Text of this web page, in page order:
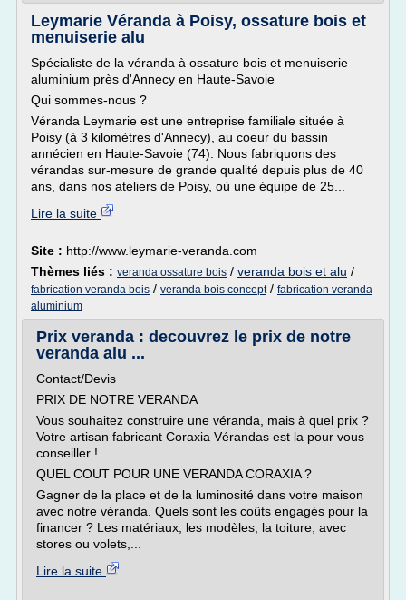
Leymarie Véranda à Poisy, ossature bois et
menuiserie alu
Spécialiste de la véranda à ossature bois et menuiserie
aluminium près d'Annecy en Haute-Savoie
Qui sommes-nous ?
Véranda Leymarie est une entreprise familiale située à
Poisy (à 3 kilomètres d'Annecy), au coeur du bassin
annécien en Haute-Savoie (74). Nous fabriquons des
vérandas sur-mesure de grande qualité depuis plus de 40
ans, dans nos ateliers de Poisy, où une équipe de 25...
Lire la suite
Site : http://www.leymarie-veranda.com
Thèmes liés : veranda ossature bois / veranda bois et alu /
fabrication veranda bois / veranda bois concept/ fabrication veranda
aluminium
Prix veranda : decouvrez le prix de notre
veranda alu ...
Contact/Devis
PRIX DE NOTRE VERANDA
Vous souhaitez construire une véranda, mais à quel prix ?
Votre artisan fabricant Coraxia Vérandas est la pour vous
conseiller !
QUEL COUT POUR UNE VERANDA CORAXIA ?
Gagner de la place et de la luminosité dans votre maison
avec notre véranda. Quels sont les coûts engagés pour la
financer ? Les matériaux, les modèles, la toiture, avec
stores ou volets,...
Lire la suite